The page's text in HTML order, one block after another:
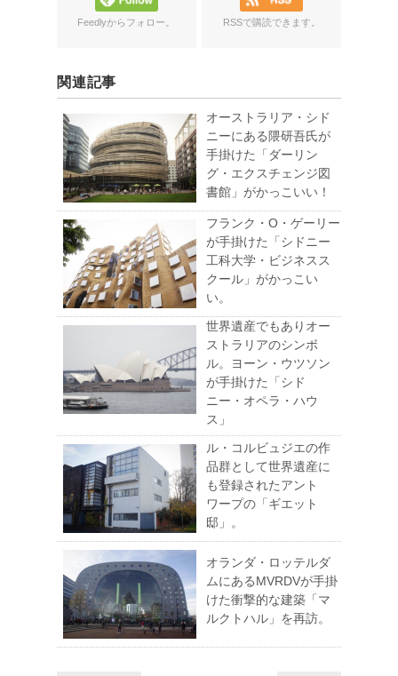
Feedlyからフォロー。 RSSで購読できます。
関連記事
オーストラリア・シド
ニーにある隈研吾氏が
手掛けた「ダーリン
グ・エクスチェンジ図
書館」がかっこいい！
フランク・O・ゲーリー
が手掛けた「シドニー
工科大学・ビジネスス
クール」がかっこい
い。
世界遺産でもありオー
ストラリアのシンボ
ル。ヨーン・ウツソン
が手掛けた「シド
ニー・オペラ・ハウ
ス」
ル・コルビュジエの作
品群として世界遺産に
も登録されたアント
ワープの「ギエット
邸」。
オランダ・ロッテルダ
ムにあるMVRDVが手掛
けた衝撃的な建築「マ
ルクトハル」を再訪。